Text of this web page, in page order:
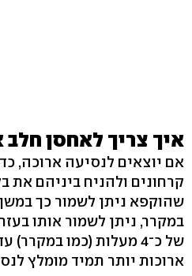
איך צריך לאחסן
אם יוצאים לנסיעה ארוכה,
קרחונים ולהניח ביניהם את
במקרר, ניתן לשמור אותו
ארוכות יותר תמיד מומלץ